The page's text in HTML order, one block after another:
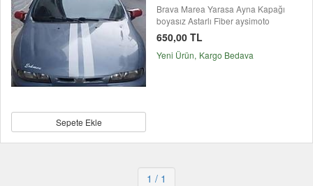
Sepete Ekle
Brava Marea Yarasa Ayna Kapağı
boyasız Astarlı Fiber aysimoto
650,00 TL
Yeni Ürün Kargo Bedava
1 / 1